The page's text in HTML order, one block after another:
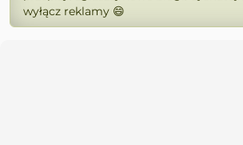
wyłącz reklamy 😄